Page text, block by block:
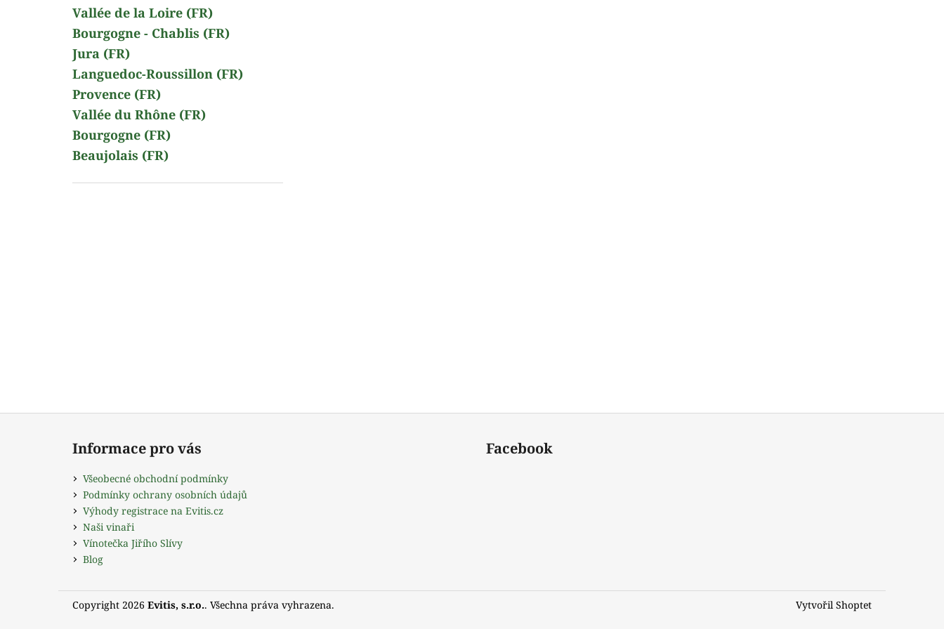
Vallée de la Loire (FR)
Bourgogne - Chablis (FR)
Jura (FR)
Languedoc-Roussillon (FR)
Provence (FR)
Vallée du Rhône (FR)
Bourgogne (FR)
Beaujolais (FR)
Z
Informace pro vás
Všeobecné obchodní podmínky
Podmínky ochrany osobních údajů
Výhody registrace na Evitis.cz
Naši vinaři
Vínotečka Jiřího Slívy
Blog
Facebook
Vytvořil Shoptet
Copyright 2026 Evitis, s.r.o.. Všechna práva vyhrazena.